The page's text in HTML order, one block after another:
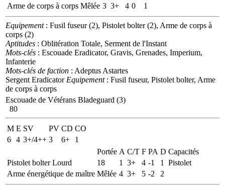
Arme de corps à corps Mêlée 3 3+ 4 0 1
Equipement: Fusil fuseur (2), Pistolet bolter (2), Arme de corps à
corps (2)
Aptitudes : Oblitération Totale, Serment de l'Instant
Mots-clés : Escouade Eradicator, Gravis, Grenades, Imperium,
Infanterie
Mots-clés de faction : Adeptus Astartes
Sergent Eradicator Equipement: Fusil fuseur, Pistolet bolter, Arme
de corps à corps
Escouade de Vétérans Bladeguard (3)
80
M E SV PV CD CO
6 4 3+/4++ 3 6+
1
Portée A C/T F PA D Capacités
Pistolet bolter Lourd
18 1 3+ 4 -1 1
Pistolet
Arme énergétique de maître Mêlée 4 3+ 5 -2 2